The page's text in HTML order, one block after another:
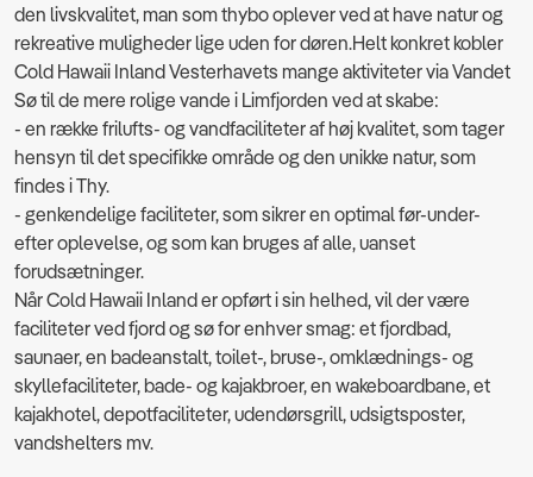
den livskvalitet, man som thybo oplever ved at have natur og
rekreative muligheder lige uden for døren.Helt konkret kobler
Cold Hawaii Inland Vesterhavets mange aktiviteter via Vandet
Sø til de mere rolige vande i Limfjorden ved at skabe:
- en række frilufts- og vandfaciliteter af høj kvalitet, som tager
hensyn til det specifikke område og den unikke natur, som
findes i Thy.
- genkendelige faciliteter, som sikrer en optimal før-under-
efter oplevelse, og som kan bruges af alle, uanset
forudsætninger.
Når Cold Hawaii Inland er opført i sin helhed, vil der være
faciliteter ved fjord og sø for enhver smag: et fjordbad,
saunaer, en badeanstalt, toilet-, bruse-, omklædnings- og
skyllefaciliteter, bade- og kajakbroer, en wakeboardbane, et
kajakhotel, depotfaciliteter, udendørsgrill, udsigtsposter,
vandshelters mv.